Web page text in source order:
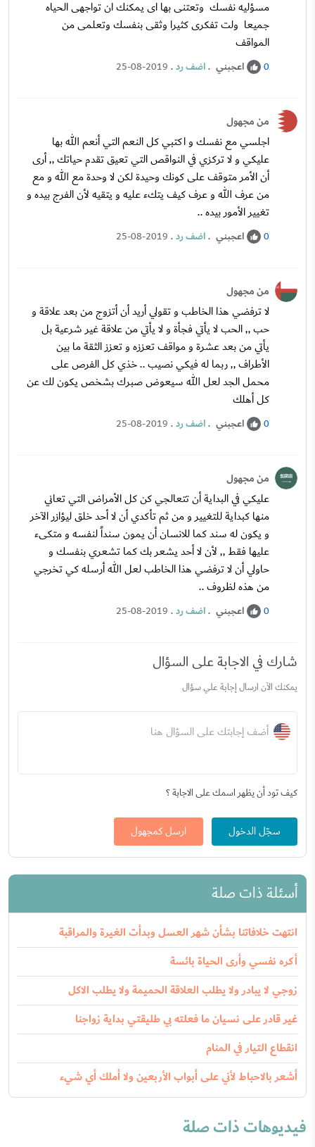
مسؤليه نفسك وتعتنى بها اى يمكنك ان تواجهى الحياه
جميعا ولت تفكرى كثيرا وثقى بنفسك وتعلمى من
المواقف
0 اعجبني .اضف رد.
25-08-2019
من مجهول
اجلسي مع نفسك و اكتبي كل النعم التي أنعم الله بها
عليكي و لا تركزي في النواقص التي تعيق تقدم حياتك ,, أرى
أن الأمر متوقف على كونك وحيدة لكن لا وحدة مع الله و مع
من عرف الله و عرف كيف يتكء عليه و يتقيه لأن الفرج بيده و
تغيير الأمور بيده ..
0 اعجبني .اضف رد.
25-08-2019
من مجهول
لا ترفضي هذا الخاطب و تقولي أريد أن أتزوج من بعد علاقة و
حب ,, الحب لا يأتي فجأة و لا يأتي من علاقة غير شرعية بل
يأتي من بعد عشرة و مواقف تعززه و تعزز الثقة ما بين
الأطراف ,, ربما له فيكي نصيب .. خذي كل الفرص على
محمل الجد لعل الله سيعوض صبرك بشخص يكون لك عن
كل أهلك
0 اعجبني .اضف رد.
25-08-2019
من مجهول
عليكي في البداية أن تتعالجي كن كل الأمراض التي تعاني
منها كبداية للتغيير و من ثم تأكدي أن لا أحد خلق ليؤازر الآخر
و يكون له سند كما للانسان أن يمون سنداً لنفسه و متكىء
عليها فقط ,, لأن لا أحد يشعر بك كما تشعري بنفسك و
حاولي أن لا ترفضي هذا الخاطب لعل الله أرسله كي تخرجي
من هذه لظروف ..
0 اعجبني .اضف رد.
25-08-2019
شارك في الاجابة على السؤال
يمكنك الآن ارسال إجابة علي سؤال
أضف إجابتك على السؤال هنا
كيف تود أن يظهر اسمك على الاجابة ؟
سجّل الدخول ارسل كمجهول
أسئلة ذات صلة
انتهت خلافاتنا بشأن شهر العسل وبدأت الغيرة والمراقبة
أكره نفسي وأرى الحياة بائسة
زوجي لا يبادر ولا يطلب العلاقة الحميمة ولا يطلب الاكل
غير قادر على نسيان ما فعلته بي طليقتي بداية زواجنا
انقطاع التيار في المنام
أشعر بالاحباط لأني على أبواب الأربعين ولا أملك أي شيء
فيديوهات ذات صلة